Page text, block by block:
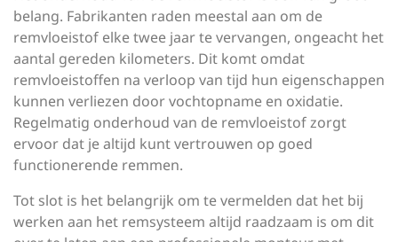
belang. Fabrikanten raden meestal aan om de
remvloeistof elke twee jaar te vervangen, ongeacht het
aantal gereden kilometers. Dit komt omdat
remvloeistoffen na verloop van tijd hun eigenschappen
kunnen verliezen door vochtopname en oxidatie.
Regelmatig onderhoud van de remvloeistof zorgt
ervoor dat je altijd kunt vertrouwen op goed
functionerende remmen.
Tot slot is het belangrijk om te vermelden dat het bij
werken aan het remsysteem altijd raadzaam is om dit